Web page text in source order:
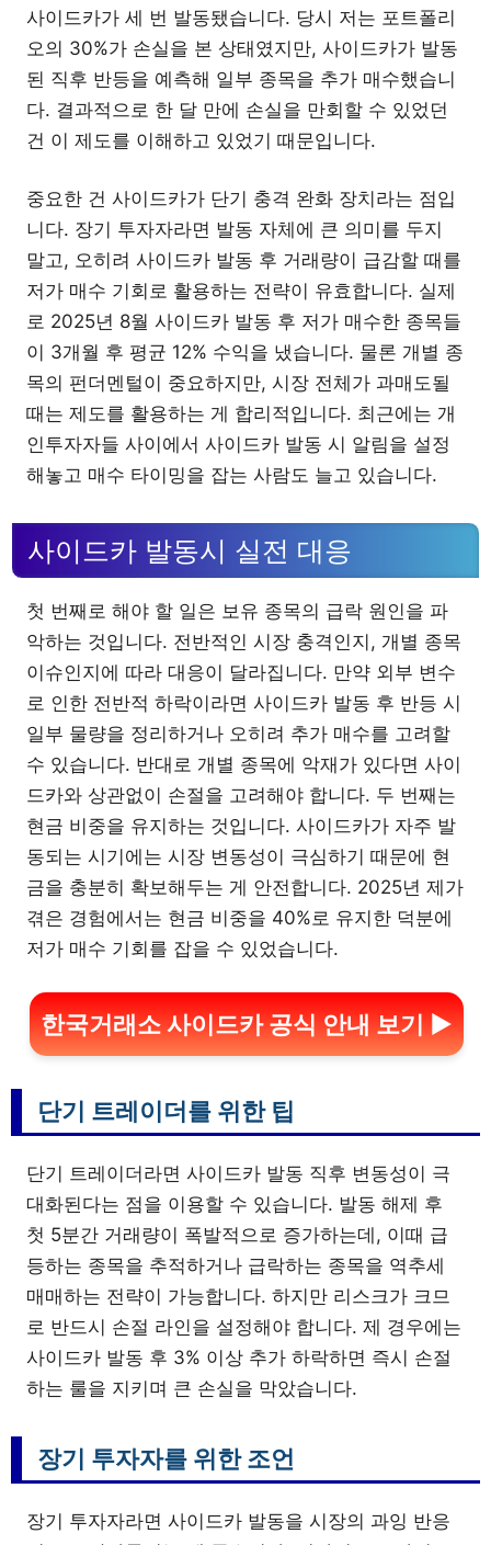
사이드카가 세 번 발동됐습니다. 당시 저는 포트폴리
오의 30%가 손실을 본 상태였지만, 사이드카가 발동
된 직후 반등을 예측해 일부 종목을 추가 매수했습니
다. 결과적으로 한 달 만에 손실을 만회할 수 있었던
건 이 제도를 이해하고 있었기 때문입니다.
중요한 건 사이드카가 단기 충격 완화 장치라는 점입
니다. 장기 투자자라면 발동 자체에 큰 의미를 두지
말고, 오히려 사이드카 발동 후 거래량이 급감할 때를
저가 매수 기회로 활용하는 전략이 유효합니다. 실제
로 2025년 8월 사이드카 발동 후 저가 매수한 종목들
이 3개월 후 평균 12% 수익을 냈습니다. 물론 개별 종
목의 펀더멘털이 중요하지만, 시장 전체가 과매도될
때는 제도를 활용하는 게 합리적입니다. 최근에는 개
인투자자들 사이에서 사이드카 발동 시 알림을 설정
해놓고 매수 타이밍을 잡는 사람도 늘고 있습니다.
사이드카 발동시 실전 대응
첫 번째로 해야 할 일은 보유 종목의 급락 원인을 파
악하는 것입니다. 전반적인 시장 충격인지, 개별 종목
이슈인지에 따라 대응이 달라집니다. 만약 외부 변수
로 인한 전반적 하락이라면 사이드카 발동 후 반등 시
일부 물량을 정리하거나 오히려 추가 매수를 고려할
수 있습니다. 반대로 개별 종목에 악재가 있다면 사이
드카와 상관없이 손절을 고려해야 합니다. 두 번째는
현금 비중을 유지하는 것입니다. 사이드카가 자주 발
동되는 시기에는 시장 변동성이 극심하기 때문에 현
금을 충분히 확보해두는 게 안전합니다. 2025년 제가
겪은 경험에서는 현금 비중을 40%로 유지한 덕분에
저가 매수 기회를 잡을 수 있었습니다.
한국거래소 사이드카 공식 안내 보기 ▶
단기 트레이더를 위한 팁
단기 트레이더라면 사이드카 발동 직후 변동성이 극
대화된다는 점을 이용할 수 있습니다. 발동 해제 후
첫 5분간 거래량이 폭발적으로 증가하는데, 이때 급
등하는 종목을 추적하거나 급락하는 종목을 역추세
매매하는 전략이 가능합니다. 하지만 리스크가 크므
로 반드시 손절 라인을 설정해야 합니다. 제 경우에는
사이드카 발동 후 3% 이상 추가 하락하면 즉시 손절
하는 룰을 지키며 큰 손실을 막았습니다.
장기 투자자를 위한 조언
장기 투자자라면 사이드카 발동을 시장의 과잉 반응